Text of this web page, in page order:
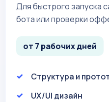
Для быстрого запуска
бота или проверки
от 7 рабочих дней
Структура и
UX/UI дизайн